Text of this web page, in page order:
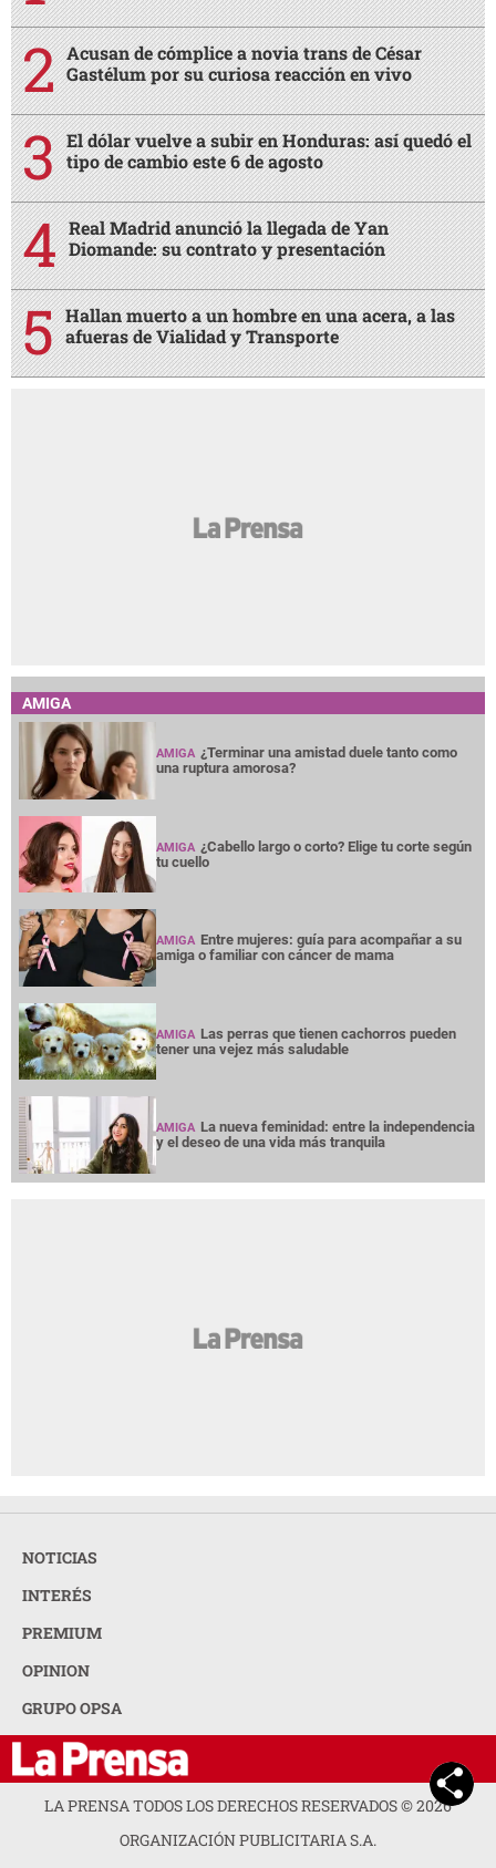
Acusan de cómplice a novia trans de César
Gastélum por su curiosa reacción en vivo
El dólar vuelve a subir en Honduras: así quedó el
tipo de cambio este 6 de agosto
Real Madrid anunció la llegada de Yan
Diomande: su contrato y presentación
Hallan muerto a un hombre en una acera, a las
afueras de Vialidad y Transporte
AMIGA
AMIGA ¿Terminar una amistad duele tanto como
una ruptura amorosa?
AMIGA ¿Cabello largo o corto? Elige tu corte según
tu cuello
AMIGA Entre mujeres: guía para acompañar a su
amiga o familiar con cáncer de mama
AMIGA Las perras que tienen cachorros pueden
tener una vejez más saludable
AMIGA La nueva feminidad: entre la independencia
y el deseo de una vida más tranquila
NOTICIAS
INTERÉS
PREMIUM
OPINION
GRUPO OPSA
LA PRENSA TODOS LOS DERECHOS RESERVADOS ©2026
ORGANIZACIÓN PUBLICITARIA S.A.